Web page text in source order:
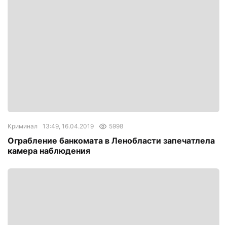
Криминал 13:49, 16.04.2019 5998
Ограбление банкомата в Ленобласти запечатлела
камера наблюдения